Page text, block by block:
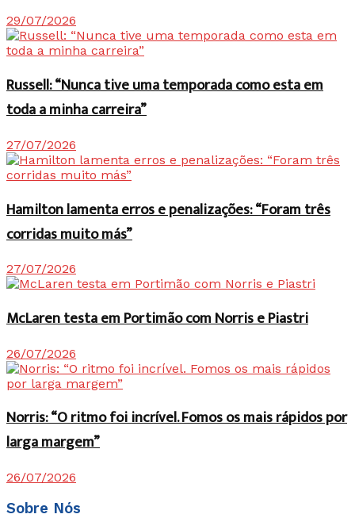
29/07/2026
Russell: “Nunca tive uma temporada como esta em
toda a minha carreira”
27/07/2026
Hamilton lamenta erros e penalizações: “Foram três
corridas muito más”
27/07/2026
McLaren testa em Portimão com Norris e Piastri
26/07/2026
Norris: “O ritmo foi incrível. Fomos os mais rápidos por
larga margem”
26/07/2026
Sobre Nós